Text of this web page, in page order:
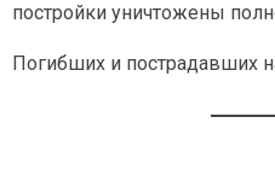
постройки уничтожены
Погибших и пострадавших